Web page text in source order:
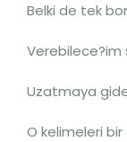
Belki de tek
Verebilece?im
Uzatmaya
O kelimeleri